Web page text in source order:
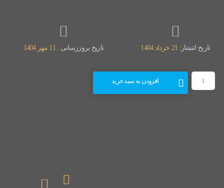
تاریخ انتشار: 21 خرداد 1404 تاریخ بروزرسانی :11 مهر 1404
افزودن به سبد خرید